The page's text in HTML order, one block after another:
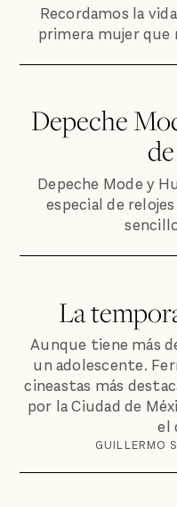
Recordamos la
primera mujer
Depeche
Depeche Mode y
especial de
La
Aunque tiene más
un adolescente.
cineastas más
por la Ciudad de
el
GUILLERMO